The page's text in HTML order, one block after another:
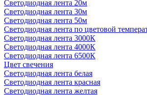
Светодиодная лента 20м
Светодиодная лента 30м
Светодиодная лента 50м
Светодиодная лента по цветовой
Светодиодная лента 3000К
Светодиодная лента 4000К
Светодиодная лента 6500К
Цвет свечения
Светодиодная лента белая
Светодиодная лента красная
Светодиодная лента желтая